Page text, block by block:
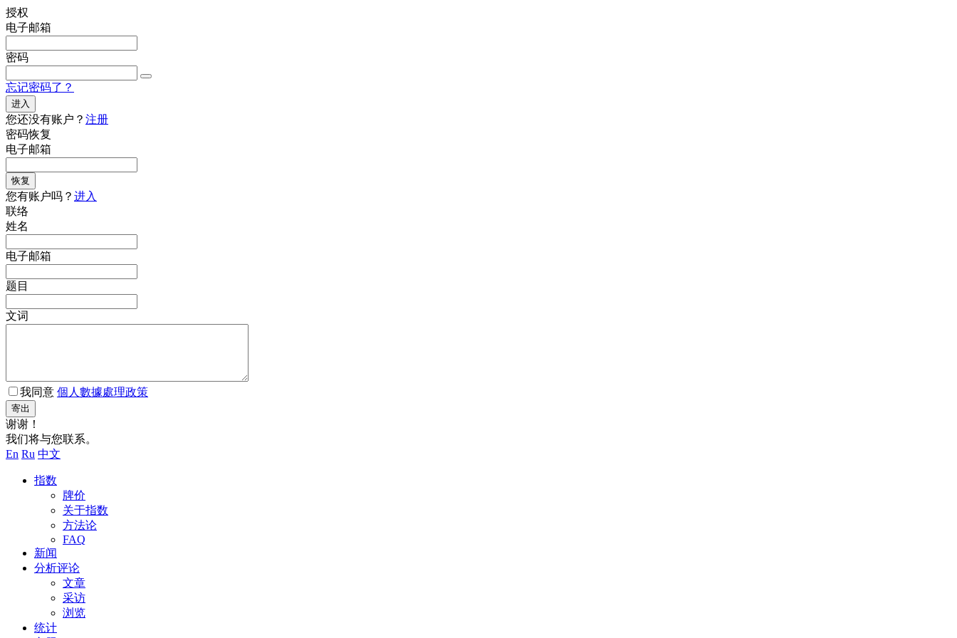
授权
电子邮箱
密码
忘记密码了？
进入
您还没有账户？ 注册
密码恢复
电子邮箱
恢复
您有账户吗？ 进入
联络
姓名
电子邮箱
题目
文词
我同意 個人數據處理政策
寄出
谢谢！
我们将与您联系。
En Ru 中文
指数
牌价
关于指数
方法论
FAQ
新闻
分析评论
文章
采访
浏览
统计